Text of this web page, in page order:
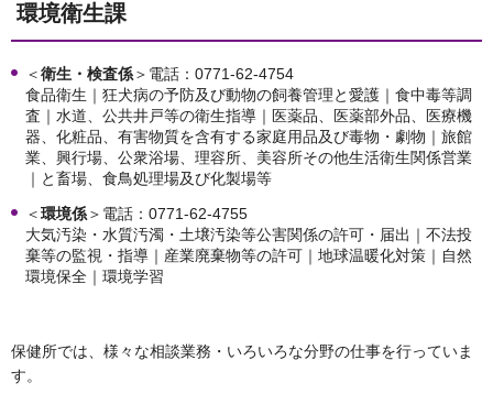
環境衛生課
＜衛生・検査係＞電話：0771-62-4754
食品衛生｜狂犬病の予防及び動物の飼養管理と愛護｜食中毒等調
査｜水道、公共井戸等の衛生指導｜医薬品、医薬部外品、医療機
器、化粧品、有害物質を含有する家庭用品及び毒物・劇物｜旅館
業、興行場、公衆浴場、理容所、美容所その他生活衛生関係営業
｜と畜場、食鳥処理場及び化製場等
＜環境係＞電話：0771-62-4755
大気汚染・水質汚濁・土壌汚染等公害関係の許可・届出｜不法投
棄等の監視・指導｜産業廃棄物等の許可｜地球温暖化対策｜自然
環境保全｜環境学習
保健所では、様々な相談業務・いろいろな分野の仕事を行っていま
す。